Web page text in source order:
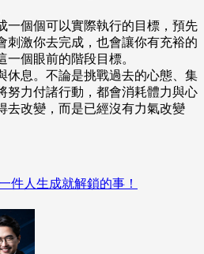
一個個可以實際執行的目標，預先
刺激你去完成，也會讓你有充裕的
個眼前的階段目標。
休息。不論是挑戰過去的心態、集
努力付諸行動，都會消耗體力與心
去改變，而是已經沒有力氣改變
件人生成就解鎖的事！